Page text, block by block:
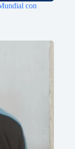
con